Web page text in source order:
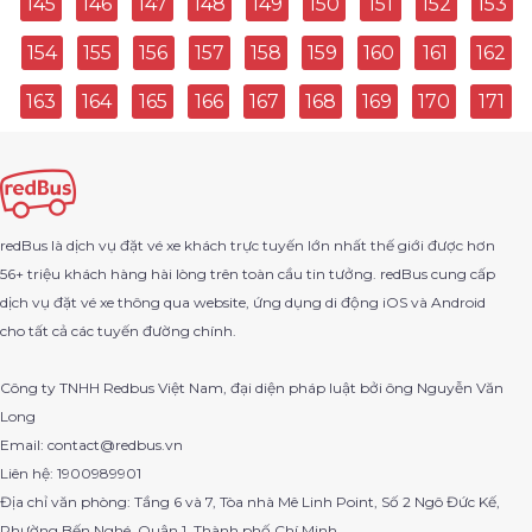
Cẩm Khê Đi Tam Nông
Bến Xe Miền Đông Cũ Đi Vũng Tàu
Quận 11 Đi Bến Xe Cam Ranh
Xin Man Đi Lào Cai
Mũi Né Đi Duy Xuyên
Hà Giang Đi Bảo Yên
Quận Tân Bình Đi Bến Xe Vũng Tàu
145 146 147 148 149 150 151 152 153
154 155 156 157 158 159 160 161 162
163 164 165 166 167 168 169 170 171
redBus là dịch vụ đặt vé xe khách trực tuyến lớn nhất thế giới được hơn
56+ triệu khách hàng hài lòng trên toàn cầu tin tưởng. redBus cung cấp
dịch vụ đặt vé xe thông qua website, ứng dụng di động iOS và Android
cho tất cả các tuyến đường chính.
Công ty TNHH Redbus Việt Nam, đại diện pháp luật bởi ông Nguyễn Văn
Long
Email: contact@redbus.vn
Liên hệ: 1900989901
Địa chỉ văn phòng: Tầng 6 và 7, Tòa nhà Mê Linh Point, Số 2 Ngô Đức Kế,